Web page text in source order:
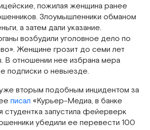
пожилая женщина ранее
Злоумышленники обманом
а затем дали указание.
возбудили уголовное дело по
Женщине грозит до семи лет
В отношении нее избрана мера
подписки о невыезде.
уже вторым подобным инцидентом за
писал «Курьер-Медиа, в банке
студентка запустила фейерверк
убедили ее перевести 100